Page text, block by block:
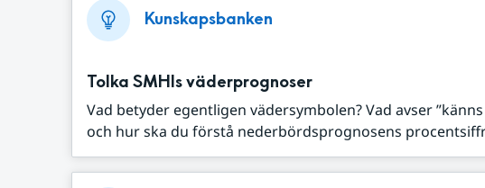
Kunskapsbanken
Tolka SMHIs väderprognoser
Vad betyder egentligen vädersymbolen? Vad avser
och hur ska du förstå nederbördsprognosens